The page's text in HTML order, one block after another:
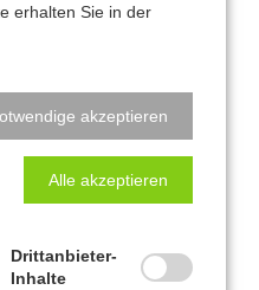
erhalten Sie in der
akzeptieren
Alle akzeptieren
Drittanbieter-
Inhalte